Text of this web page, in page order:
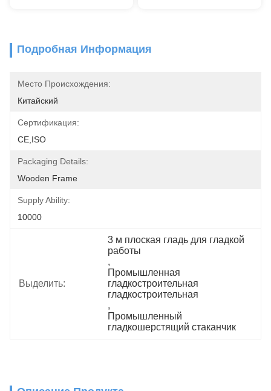
Подробная Информация
Место Происхождения:
Китайский
Сертификация:
CE,ISO
Packaging Details:
Wooden Frame
Supply Ability:
10000
Выделить:
3 м плоская гладь для гладкой
работы
,
Промышленная
гладкостроительная
гладкостроительная
,
Промышленный
гладкошерстящий стаканчик